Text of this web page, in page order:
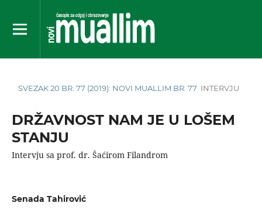
SVEZAK 20 BR. 77 (2019): NOVI MUALLIM BR. 77 INTERVJU
DRŽAVNOST NAM JE U LOŠEM
STANJU
Intervju sa prof. dr. Šaćirom Filandrom
Senada Tahirović